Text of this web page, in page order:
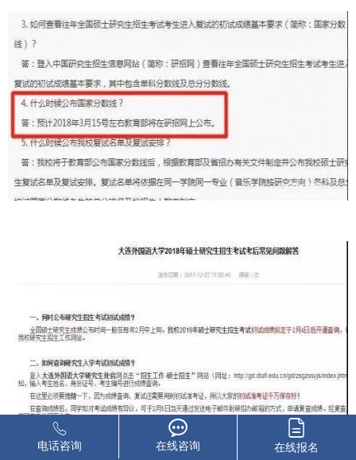
电话咨询 在线咨询 在线报名